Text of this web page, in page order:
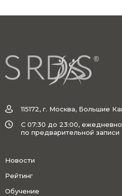
115172, г. Москва, Большие
C 07:30 до 23:00,
по предварительной записи
Новости
Рейтинг
Обучение